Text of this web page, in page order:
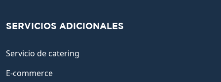
SERVICIOS ADICIONALES
Servicio de catering
E-commerce